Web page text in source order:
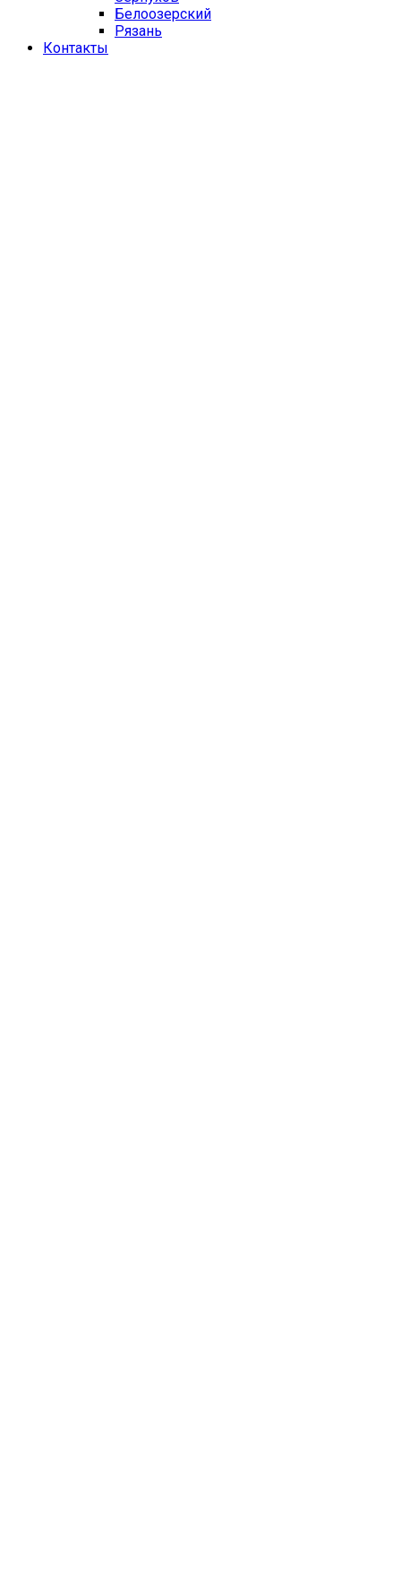
Белоозерский
Рязань
Контакты